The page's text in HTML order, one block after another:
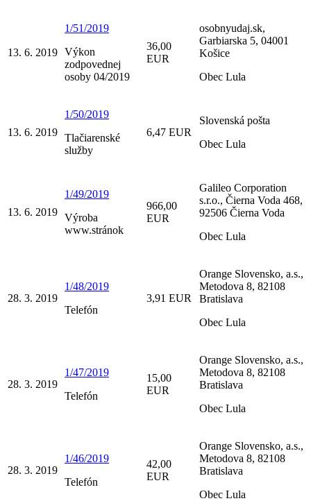
13. 6. 2019
1/51/2019
Výkon
zodpovednej
osoby 04/2019
36,00
EUR
osobnyudaj.sk,
Garbiarska 5, 04001
Košice
Obec Lula
13. 6. 2019
1/50/2019
Tlačiarenské
služby
6,47 EUR
Slovenská pošta
Obec Lula
13. 6. 2019
1/49/2019
Výroba
www.stránok
966,00
EUR
Galileo Corporation
s.r.o., Čierna Voda 468,
92506 Čierna Voda
Obec Lula
28. 3. 2019
1/48/2019
Telefón
3,91 EUR
Orange Slovensko, a.s.,
Metodova 8, 82108
Bratislava
Obec Lula
28. 3. 2019
1/47/2019
Telefón
15,00
EUR
Orange Slovensko, a.s.,
Metodova 8, 82108
Bratislava
Obec Lula
28. 3. 2019
1/46/2019
Telefón
42,00
EUR
Orange Slovensko, a.s.,
Metodova 8, 82108
Bratislava
Obec Lula